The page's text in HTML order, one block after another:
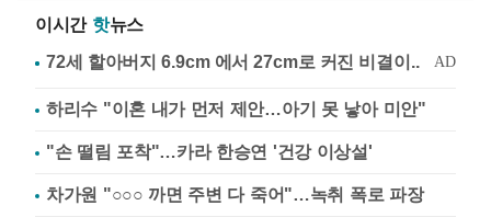
이시간 핫뉴스
하리수 "이혼 내가 먼저 제안…아기 못 낳아 미안"
"손 떨림 포착"…카라 한승연 '건강 이상설'
차가원 "○○○ 까면 주변 다 죽어"…녹취 폭로 파장